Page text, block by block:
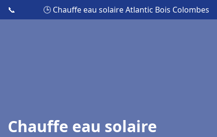
📞 🕒 Chauffe eau solaire Atlantic Bois Colombes
Chauffe eau solaire